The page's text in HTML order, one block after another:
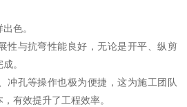
色。
性与抗弯性能良好，无论是开平、纵剪
。
冲孔等操作也极为便捷，这为施工团队
有效提升了工程效率。